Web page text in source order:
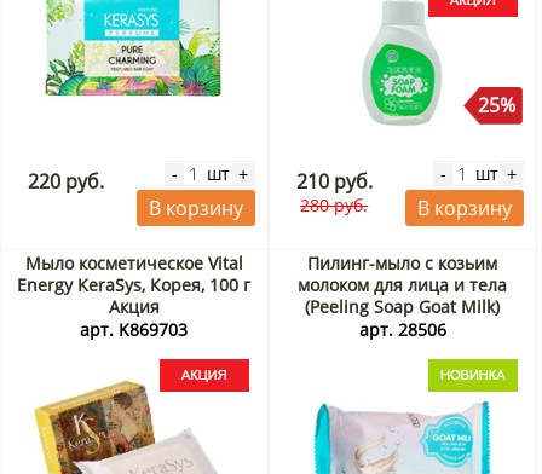
220 руб. - шт +
В корзину
25%
210 руб.
280 руб.
- шт +
В корзину
Мыло косметическое Vital
Energy KeraSys, Корея, 100 г
Акция
арт. K869703
Пилинг-мыло с козьим
молоком для лица и тела
(Peeling Soap Goat Milk)
Jigott, Корея, 150 г
арт. 28506